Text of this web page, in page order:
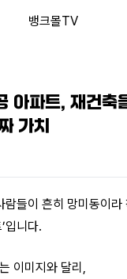
뱅크몰TV
아파트, 재건축
가치
람들이 흔히 망미동이라
입니다.
이미지와 달리,